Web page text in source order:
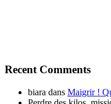
Recent Comments
biara dans Maigrir !